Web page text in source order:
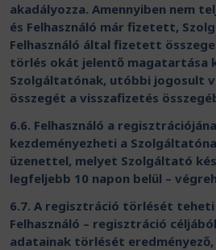
akadályozza. Amennyiben nem
és Felhasználó már fizetett,
Felhasználó által fizetett
törlés okát jelentő magatartása
Szolgáltatónak, utóbbi jogosult
összegét a visszafizetés
6.6. Felhasználó a
kezdeményezheti a
üzenettel, melyet Szolgáltató
legfeljebb 10 napon belül –
6.7. A regisztráció törlését teheti
Felhasználó – regisztráció
adatainak törlését eredményező,